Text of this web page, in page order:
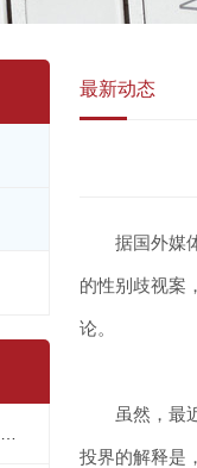
最新动态
据国外媒体
的性别歧视案
论。
虽然，最近
投界的解释是